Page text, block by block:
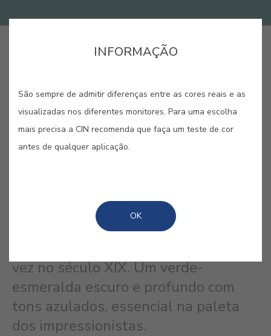
COMPRAR ONLINE
GUARDAR
Um pigmento imprescindível para as
vez no século XIX. Um verde-
esmeralda escuro e profundo com
tons azulados, essencial na paleta
dos impressionistas.
INFORMAÇÃO
São sempre de admitir diferenças entre as cores reais e as
visualizadas nos diferentes monitores. Para uma escolha
mais precisa a CIN recomenda que faça um teste de cor
antes de qualquer aplicação.
OK